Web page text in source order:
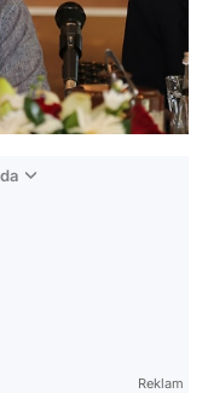
Reklam